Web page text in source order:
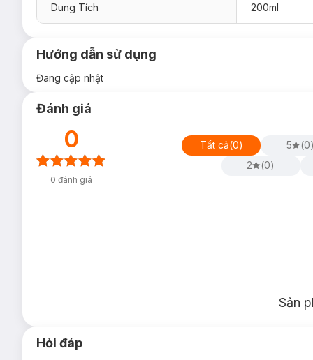
Dung Tích 200ml
Hướng dẫn sử dụng
Đang cập nhật
Đánh giá
0
0 đánh giá
Tất cả(0) 5 (0
2
(0)
Sản
Hỏi đáp